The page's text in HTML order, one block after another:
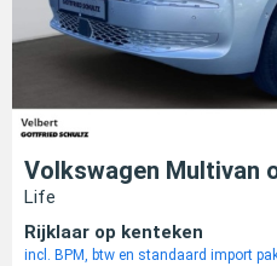
Volkswagen Multivan
Life
Rijklaar op kenteken
incl. BPM, btw en standaard import